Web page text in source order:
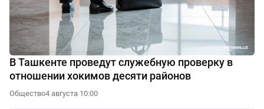
В Ташкенте проведут служебную проверку в
отношении хокимов десяти районов
Общество4 августа 10:00